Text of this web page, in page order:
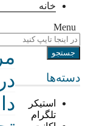
خانه
Menu
دسته‌ها
استیکر
تلگرام